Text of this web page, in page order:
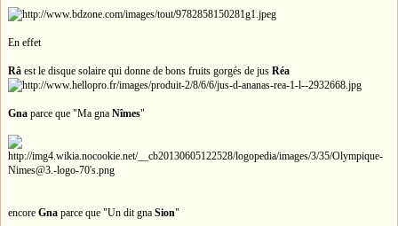
En effet
Râ est le disque solaire qui donne de bons fruits gorgés de jus Réa
Gna parce que "Ma gna Nîmes"
encore Gna parce que "Un dit gna Sion"